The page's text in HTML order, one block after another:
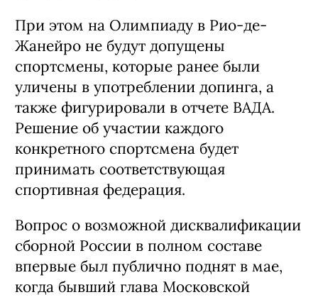
При этом на Олимпиаду в Рио-де-
Жанейро не будут допущены
спортсмены, которые ранее были
уличены в употреблении допинга, а
также фигурировали в отчете ВАДА.
Решение об участии каждого
конкретного спортсмена будет
принимать соответствующая
спортивная федерация.
Вопрос о возможной дисквалификации
сборной России в полном составе
впервые был публично поднят в мае,
когда бывший глава Московской